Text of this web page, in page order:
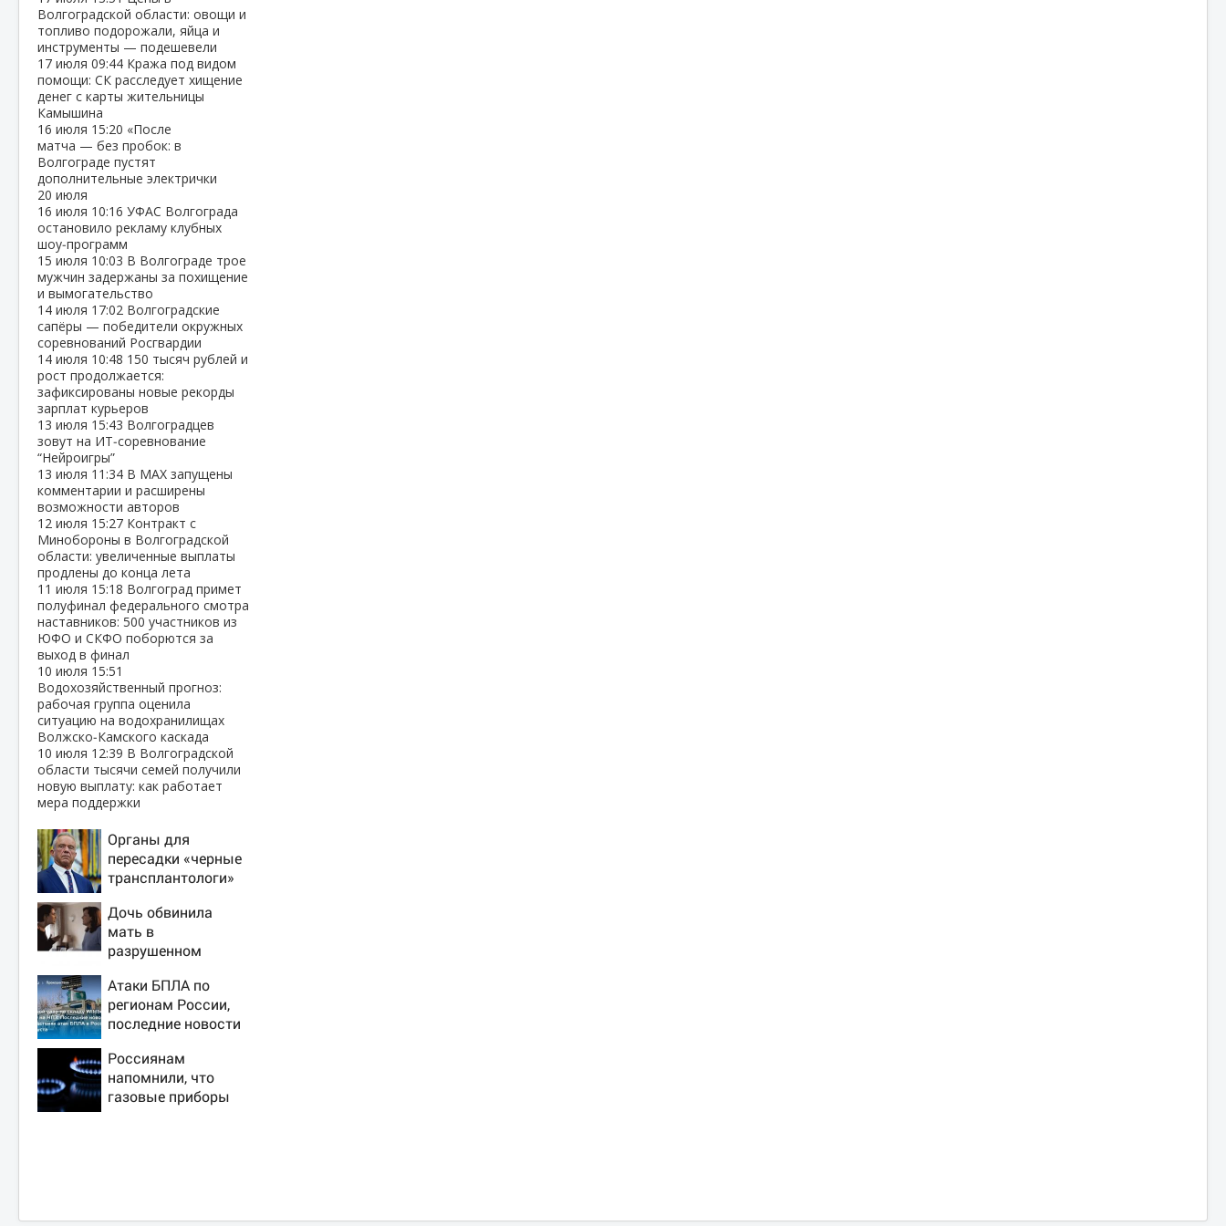
Волгоградской области: овощи и
топливо подорожали, яйца и
инструменты — подешевели
17 июля 09:44 Кража под видом
помощи: СК расследует хищение
денег с карты жительницы
Камышина
16 июля 15:20 «После
матча — без пробок: в
Волгограде пустят
дополнительные электрички
20 июля
16 июля 10:16 УФАС Волгограда
остановило рекламу клубных
шоу‑программ
15 июля 10:03 В Волгограде трое
мужчин задержаны за похищение
и вымогательство
14 июля 17:02 Волгоградские
сапёры — победители окружных
соревнований Росгвардии
14 июля 10:48 150 тысяч рублей и
рост продолжается:
зафиксированы новые рекорды
зарплат курьеров
13 июля 15:43 Волгоградцев
зовут на ИТ‑соревнование
“Нейроигры”
13 июля 11:34 В МАХ запущены
комментарии и расширены
возможности авторов
12 июля 15:27 Контракт с
Минобороны в Волгоградской
области: увеличенные выплаты
продлены до конца лета
11 июля 15:18 Волгоград примет
полуфинал федерального смотра
наставников: 500 участников из
ЮФО и СКФО поборются за
выход в финал
10 июля 15:51
Водохозяйственный прогноз:
рабочая группа оценила
ситуацию на водохранилищах
Волжско‑Камского каскада
10 июля 12:39 В Волгоградской
области тысячи семей получили
новую выплату: как работает
мера поддержки
Органы для
пересадки «черные
трансплантологи»
живых пациентов
Дочь обвинила
мать в
разрушенном
всей правды о
своём отце -
история одной
Атаки БПЛА по
регионам России,
последние новости
последствия, атаки
на склады
Wildberries,
Россиянам
напомнили, что
газовые приборы